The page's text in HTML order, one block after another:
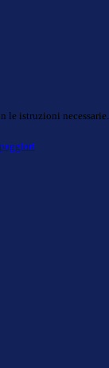
le istruzioni necessarie.